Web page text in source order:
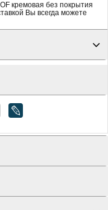
кремовая без покрытия
Вы всегда можете